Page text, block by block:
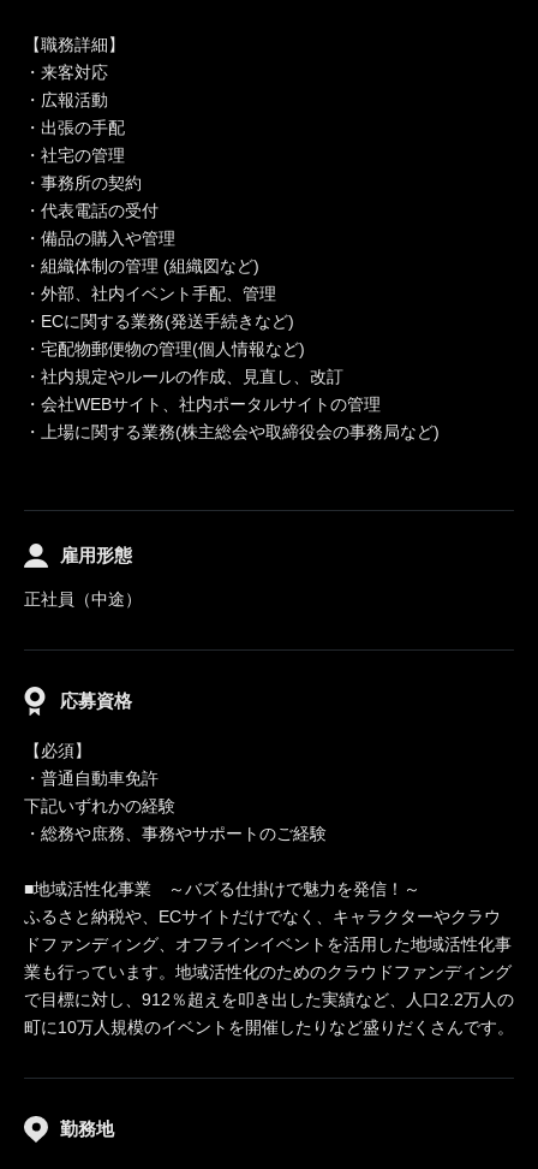
【職務詳細】
・来客対応
・広報活動
・出張の手配
・社宅の管理
・事務所の契約
・代表電話の受付
・備品の購入や管理
・組織体制の管理 (組織図など)
・外部、社内イベント手配、管理
・ECに関する業務(発送手続きなど)
・宅配物郵便物の管理(個人情報など)
・社内規定やルールの作成、見直し、改訂
・会社WEBサイト、社内ポータルサイトの管理
・上場に関する業務(株主総会や取締役会の事務局など)
雇用形態
正社員（中途）
応募資格
【必須】
・普通自動車免許
下記いずれかの経験
・総務や庶務、事務やサポートのご経験
■地域活性化事業 ～バズる仕掛けで魅力を発信！～
ふるさと納税や、ECサイトだけでなく、キャラクターやクラウ
ドファンディング、オフラインイベントを活用した地域活性化事
業も行っています。地域活性化のためのクラウドファンディング
で目標に対し、912％超えを叩き出した実績など、人口2.2万人の
町に10万人規模のイベントを開催したりなど盛りだくさんです。
勤務地